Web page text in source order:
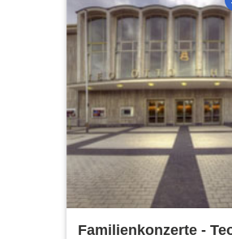
Familienkonzerte -